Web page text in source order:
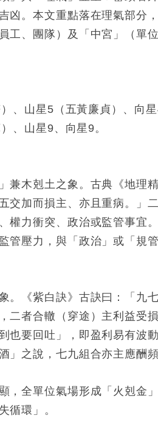
凶。本文重點落在理氣部分
工、團隊）及「中宮」（單
、山星5（五黃廉貞）、向星
、山星9、向星9。
兼木剋土之象。古典《地理
交加而損主、亦且重病。」
權力衝突、政治或監管事宜
管壓力，與「政治」或「規
。《紫白訣》古訣曰：「九
二者合轍（穿途）主利益受
也要回吐」，即盈利易有波
」之說，七九組合亦主應酬
，全單位氣場形成「火剋金
循環」。